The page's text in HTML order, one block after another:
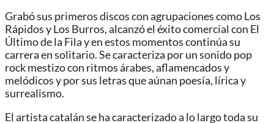
Grabó sus primeros discos con agrupaciones como Los
Rápidos y Los Burros, alcanzó el éxito comercial con El
Último de la Fila y en estos momentos continúa su
carrera en solitario. Se caracteriza por un sonido pop
rock mestizo con ritmos árabes, aflamencados y
melódicos y por sus letras que aúnan poesía, lírica y
surrealismo.
El artista catalán se ha caracterizado a lo largo toda su